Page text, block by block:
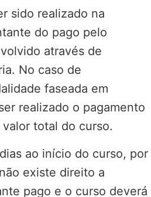
sido realizado na
do pago pelo
através de
No caso de
faseada em
realizado o pagamento
total do curso.
ao início do curso, por
existe direito a
pago e o curso deverá